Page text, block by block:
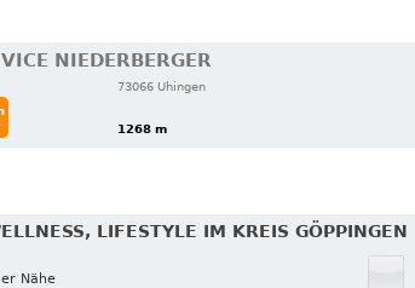
NIEDERBERGER
73066 Uhingen
1268 m
LIFESTYLE IM KREIS GÖPPINGEN
Nähe